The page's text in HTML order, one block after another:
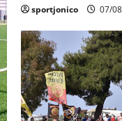
sportjonico 07/